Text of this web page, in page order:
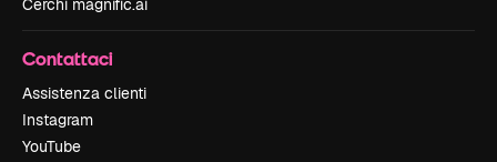
Cerchi magnific.ai
Contattaci
Assistenza clienti
Instagram
YouTube